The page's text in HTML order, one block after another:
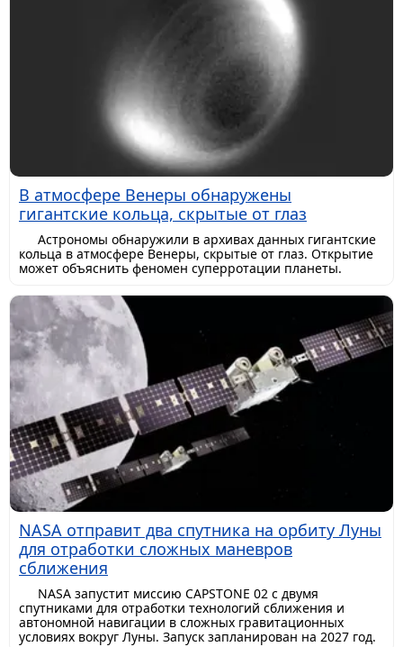
В атмосфере Венеры обнаружены
гигантские кольца, скрытые от глаз
Астрономы обнаружили в архивах данных гигантские
кольца в атмосфере Венеры, скрытые от глаз. Открытие
может объяснить феномен суперротации планеты.
NASA отправит два спутника на орбиту Луны
для отработки сложных маневров
сближения
NASA запустит миссию CAPSTONE 02 с двумя
спутниками для отработки технологий сближения и
автономной навигации в сложных гравитационных
условиях вокруг Луны. Запуск запланирован на 2027 год.